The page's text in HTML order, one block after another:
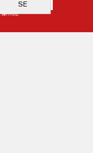
SE
termos.